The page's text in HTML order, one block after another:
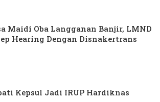
Maidi Oba Langganan Banjir, LMND
Hearing Dengan Disnakertrans
Kepsul Jadi IRUP Hardiknas